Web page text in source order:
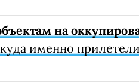
на
именно прилетели